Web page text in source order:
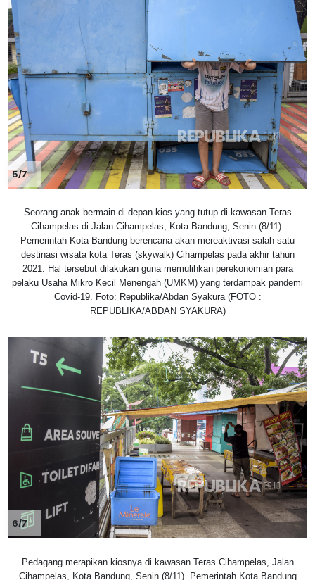
5/7
Seorang anak bermain di depan kios yang tutup di kawasan Teras
Cihampelas di Jalan Cihampelas, Kota Bandung, Senin (8/11).
Pemerintah Kota Bandung berencana akan mereaktivasi salah satu
destinasi wisata kota Teras (skywalk) Cihampelas pada akhir tahun
2021. Hal tersebut dilakukan guna memulihkan perekonomian para
pelaku Usaha Mikro Kecil Menengah (UMKM) yang terdampak pandemi
Covid-19. Foto: Republika/Abdan Syakura (FOTO :
REPUBLIKA/ABDAN SYAKURA)
6/7
Pedagang merapikan kiosnya di kawasan Teras Cihampelas, Jalan
Cihampelas, Kota Bandung, Senin (8/11). Pemerintah Kota Bandung